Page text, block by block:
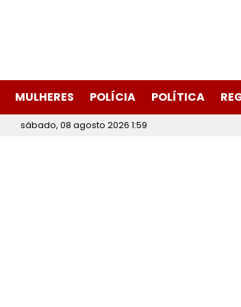
MULHERES POLÍCIA POLÍTICA
sábado, 08 agosto 2026 1:59